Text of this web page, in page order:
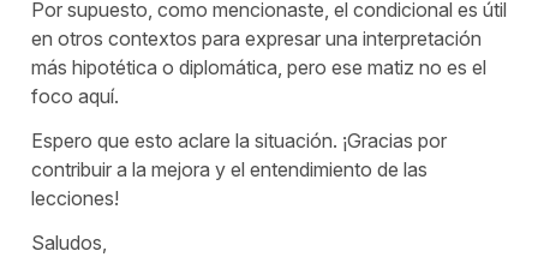
Por supuesto, como mencionaste, el condicional es útil
en otros contextos para expresar una interpretación
más hipotética o diplomática, pero ese matiz no es el
foco aquí.
Espero que esto aclare la situación. ¡Gracias por
contribuir a la mejora y el entendimiento de las
lecciones!
Saludos,